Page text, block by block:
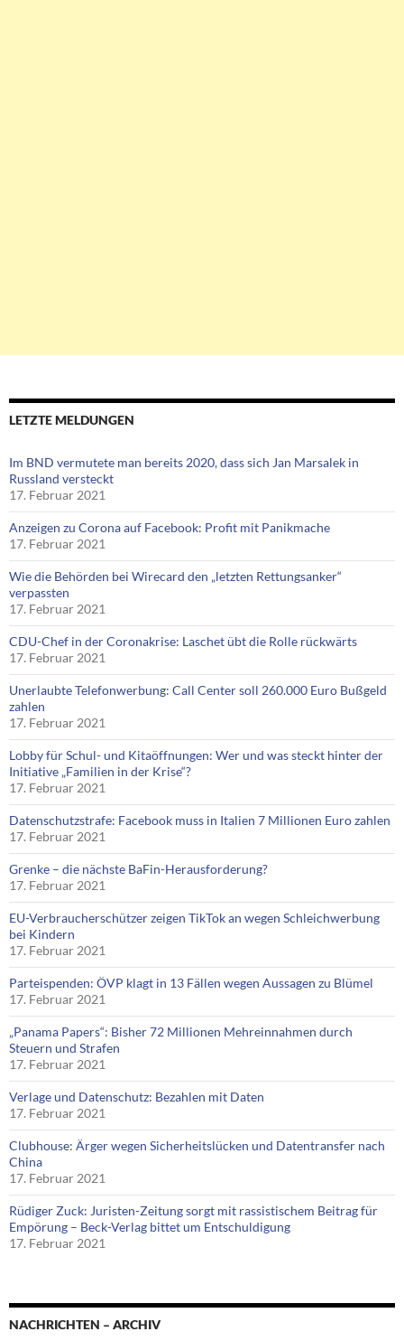
LETZTE MELDUNGEN
Im BND vermutete man bereits 2020, dass sich Jan Marsalek in
Russland versteckt
17. Februar 2021
Anzeigen zu Corona auf Facebook: Profit mit Panikmache
17. Februar 2021
Wie die Behörden bei Wirecard den „letzten Rettungsanker“
verpassten
17. Februar 2021
CDU-Chef in der Coronakrise: Laschet übt die Rolle rückwärts
17. Februar 2021
Unerlaubte Telefonwerbung: Call Center soll 260.000 Euro Bußgeld
zahlen
17. Februar 2021
Lobby für Schul- und Kitaöffnungen: Wer und was steckt hinter der
Initiative „Familien in der Krise“?
17. Februar 2021
Datenschutzstrafe: Facebook muss in Italien 7 Millionen Euro zahlen
17. Februar 2021
Grenke – die nächste BaFin-Herausforderung?
17. Februar 2021
EU-Verbraucherschützer zeigen TikTok an wegen Schleichwerbung
bei Kindern
17. Februar 2021
Parteispenden: ÖVP klagt in 13 Fällen wegen Aussagen zu Blümel
17. Februar 2021
„Panama Papers“: Bisher 72 Millionen Mehreinnahmen durch
Steuern und Strafen
17. Februar 2021
Verlage und Datenschutz: Bezahlen mit Daten
17. Februar 2021
Clubhouse: Ärger wegen Sicherheitslücken und Datentransfer nach
China
17. Februar 2021
Rüdiger Zuck: Juristen-Zeitung sorgt mit rassistischem Beitrag für
Empörung – Beck-Verlag bittet um Entschuldigung
17. Februar 2021
NACHRICHTEN – ARCHIV